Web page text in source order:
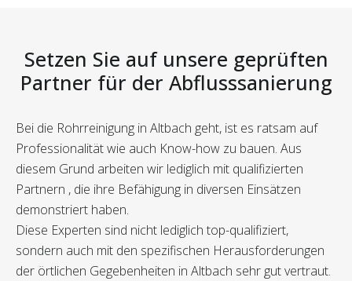
Setzen Sie auf unsere geprüften
Partner für der Abflusssanierung
Bei die Rohrreinigung in Altbach geht, ist es ratsam auf
Professionalität wie auch Know-how zu bauen. Aus
diesem Grund arbeiten wir lediglich mit qualifizierten
Partnern , die ihre Befähigung in diversen Einsätzen
demonstriert haben.
Diese Experten sind nicht lediglich top-qualifiziert,
sondern auch mit den spezifischen Herausforderungen
der örtlichen Gegebenheiten in Altbach sehr gut vertraut.